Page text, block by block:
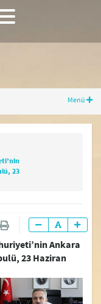
Menü
23
Ankara
23 Haziran